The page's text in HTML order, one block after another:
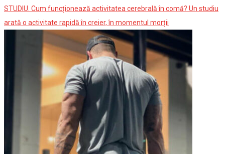
STUDIU. Cum funcționează activitatea cerebrală în comă? Un studiu
arată o activitate rapidă în creier, în momentul morții